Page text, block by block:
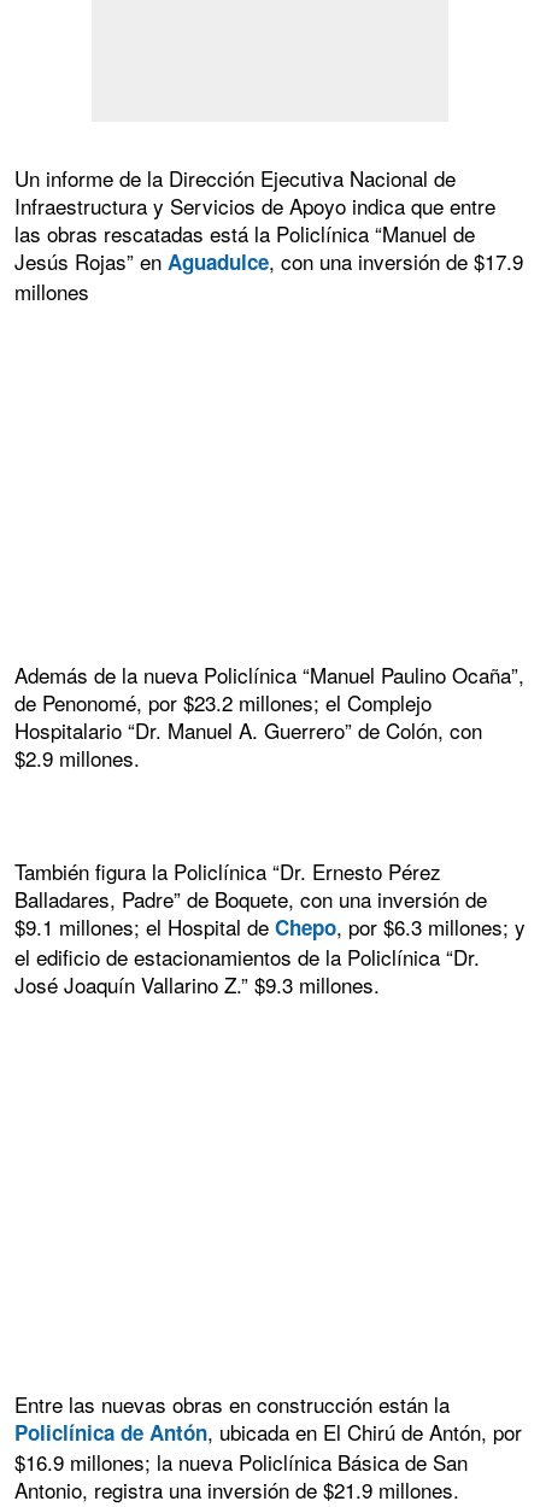
Un informe de la Dirección Ejecutiva Nacional de
Infraestructura y Servicios de Apoyo indica que entre
las obras rescatadas está la Policlínica “Manuel de
Jesús Rojas” en Aguadulce, con una inversión de $17.9
millones
Además de la nueva Policlínica “Manuel Paulino Ocaña”,
de Penonomé, por $23.2 millones; el Complejo
Hospitalario “Dr. Manuel A. Guerrero” de Colón, con
$2.9 millones.
También figura la Policlínica “Dr. Ernesto Pérez
Balladares, Padre” de Boquete, con una inversión de
$9.1 millones; el Hospital de Chepo, por $6.3 millones; y
el edificio de estacionamientos de la Policlínica “Dr.
José Joaquín Vallarino Z.” $9.3 millones.
Entre las nuevas obras en construcción están la
Policlínica de Antón, ubicada en El Chirú de Antón, por
$16.9 millones; la nueva Policlínica Básica de San
Antonio, registra una inversión de $21.9 millones.